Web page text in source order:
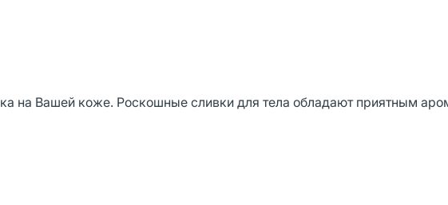
на Вашей коже. Роскошные сливки для тела обладают приятным